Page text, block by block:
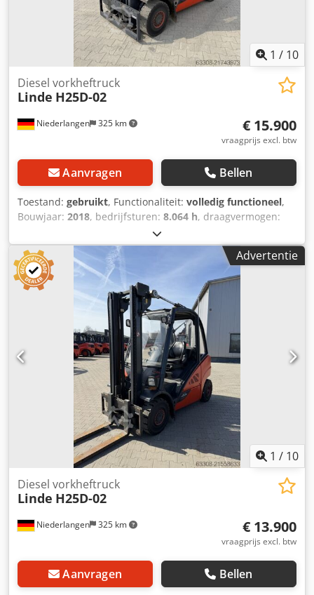
1 / 10
Niederlangen 325 km
Diesel vorkheftruck
Linde H25D-02
€ 15.900
vraagprijs excl. btw
Aanvragen Bellen
Toestand: gebruikt, Functionaliteit: volledig functioneel,
Bouwjaar: 2018, bedrijfsturen: 8.064 h, draagvermogen:
3.017 mm
masttype:duplex, bouwhoogte:2.150 mm, aandrijftype:
Diesel, Dieselheftruck Lastzwaartepunt: 500 Masttype:
Duplex Staat: Direct inzetbaar en volledig operationeel
Technische staat: goed Voorbanden, type: Superelastisch
Achterbanden, type: Superelastisch Crsdpfjy Dwngjx Aczof
Zijschuiver, 3e hydraulische leiding, werklamp voor,
verwarming, roetfilter, volledige cabine, airconditioning,
binnenspiegel, kunststof zitkussens, BlueSpot voor en
achter, stofdichtheid, dubbel pedaal
Advertentie
1 / 10
Niederlangen 325 km
Diesel vorkheftruck
Linde H25D-02
€ 13.900
vraagprijs excl. btw
Aanvragen Bellen